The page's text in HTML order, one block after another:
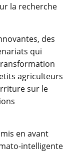
la recherche
des
qui
agriculteurs
sur le
en avant
intelligente